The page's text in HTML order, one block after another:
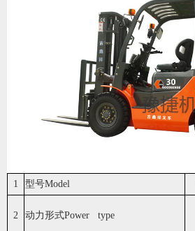
1 型号Model
2 动力形式Power type